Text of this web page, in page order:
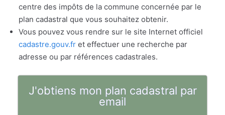
centre des impôts de la commune concernée par le
plan cadastral que vous souhaitez obtenir.
Vous pouvez vous rendre sur le site Internet officiel
cadastre.gouv.fr et effectuer une recherche par
adresse ou par références cadastrales.
J'obtiens mon plan cadastral par
email